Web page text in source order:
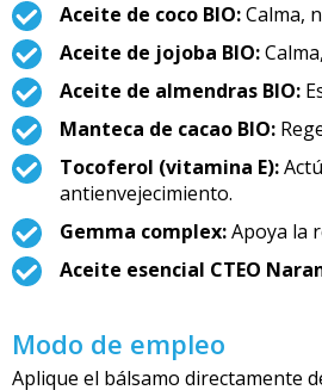
Aceite de coco BIO:Calma,
Aceite de jojoba BIO:
Aceite de almendras BIO:
Manteca de cacao BIO:
Tocoferol (vitamina E):
antienvejecimiento.
Gemma complex:Apoya la
Aceite esencial CTEO
Modo de empleo
Aplique el bálsamo directamente